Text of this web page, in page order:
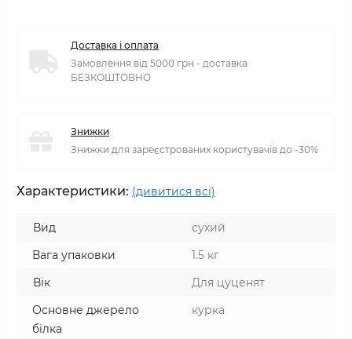
Доставка і оплата
Замовлення від 5000 грн - доставка
БЕЗКОШТОВНО
Знижки
Знижки для зареєстрованих користувачів до -30%
Характеристики: (дивитися всі)
Вид
сухий
Вага упаковки
1.5 кг
Вік
Для цуценят
Основне джерело
білка
курка